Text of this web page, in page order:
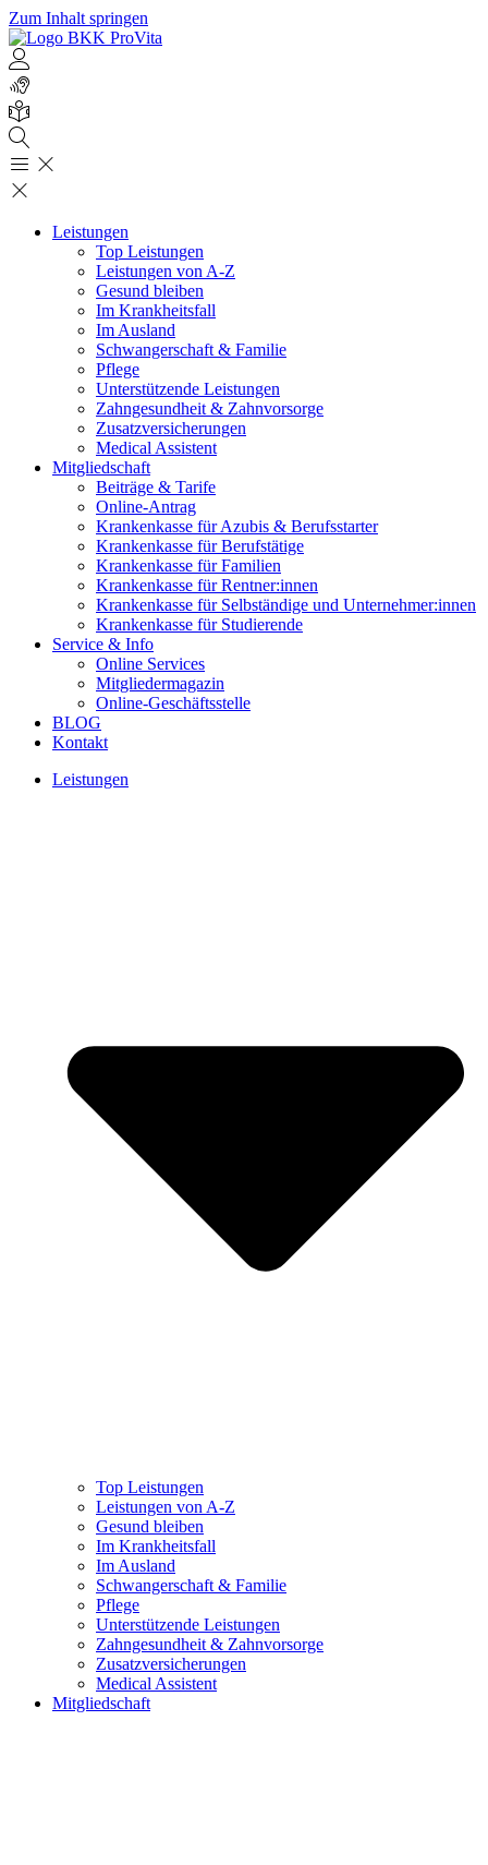
Zum Inhalt springen
Leistungen
Top Leistungen
Leistungen von A-Z
Gesund bleiben
Im Krankheitsfall
Im Ausland
Schwangerschaft & Familie
Pflege
Unterstützende Leistungen
Zahngesundheit & Zahnvorsorge
Zusatzversicherungen
Medical Assistent
Mitgliedschaft
Beiträge & Tarife
Online-Antrag
Krankenkasse für Azubis & Berufsstarter
Krankenkasse für Berufstätige
Krankenkasse für Familien
Krankenkasse für Rentner:innen
Krankenkasse für Selbständige und Unternehmer:innen
Krankenkasse für Studierende
Service & Info
Online Services
Mitgliedermagazin
Online-Geschäftsstelle
BLOG
Kontakt
Leistungen
Top Leistungen
Leistungen von A-Z
Gesund bleiben
Im Krankheitsfall
Im Ausland
Schwangerschaft & Familie
Pflege
Unterstützende Leistungen
Zahngesundheit & Zahnvorsorge
Zusatzversicherungen
Medical Assistent
Mitgliedschaft